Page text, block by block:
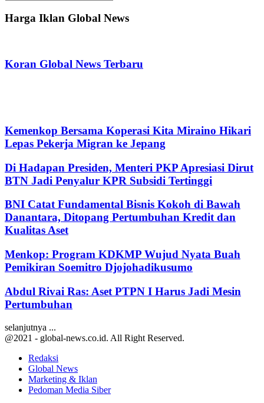
for:
Harga Iklan Global News
Koran Global News Terbaru
Kemenkop Bersama Koperasi Kita Miraino Hikari
Lepas Pekerja Migran ke Jepang
Di Hadapan Presiden, Menteri PKP Apresiasi Dirut
BTN Jadi Penyalur KPR Subsidi Tertinggi
BNI Catat Fundamental Bisnis Kokoh di Bawah
Danantara, Ditopang Pertumbuhan Kredit dan
Kualitas Aset
Menkop: Program KDKMP Wujud Nyata Buah
Pemikiran Soemitro Djojohadikusumo
Abdul Rivai Ras: Aset PTPN I Harus Jadi Mesin
Pertumbuhan
selanjutnya ...
@2021 - global-news.co.id. All Right Reserved.
Redaksi
Global News
Marketing & Iklan
Pedoman Media Siber